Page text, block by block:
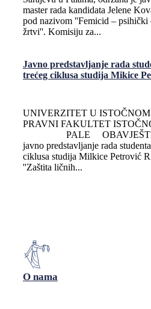
master rada kandidata Jelene
pod nazivom ''Femicid – psihički
žrtvi''. Komisiju za...
Javno predstavljanje rada
trećeg ciklusa studija Mikice
UNIVERZITET U
PRAVNI FAKULTET
PALE
javno predstavljanje rada
ciklusa studija Milkice Petrović
''Zaštita ličnih...
O nama